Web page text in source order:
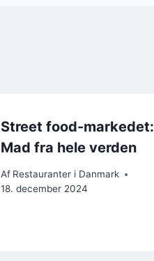
Street food-markedet:
Mad fra hele verden
Af Restauranter i Danmark
18. december 2024